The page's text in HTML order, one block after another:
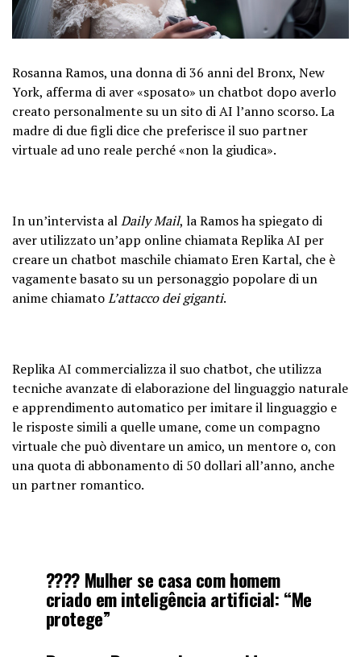
Rosanna Ramos, una donna di 36 anni del Bronx, New
York, afferma di aver «sposato» un chatbot dopo averlo
creato personalmente su un sito di AI l’anno scorso. La
madre di due figli dice che preferisce il suo partner
virtuale ad uno reale perché «non la giudica».
In un’intervista alDaily Mail, la Ramos ha spiegato di
aver utilizzato un’app online chiamata Replika AI per
creare un chatbot maschile chiamato Eren Kartal, che è
vagamente basato su un personaggio popolare di un
anime chiamatoL’attacco dei giganti.
Replika AI commercializza il suo chatbot, che utilizza
tecniche avanzate di elaborazione del linguaggio naturale
e apprendimento automatico per imitare il linguaggio e
le risposte simili a quelle umane, come un compagno
virtuale che può diventare un amico, un mentore o, con
una quota di abbonamento di 50 dollari all’anno, anche
un partner romantico.
???? Mulher se casa com homem
criado em inteligência artificial: “Me
protege”